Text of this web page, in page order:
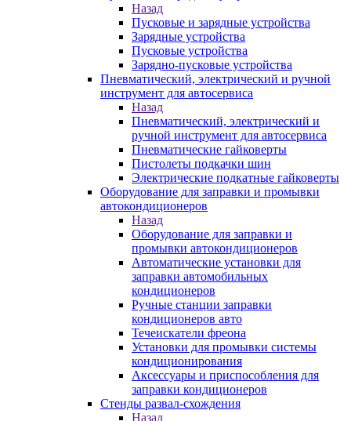
Назад
Пусковые и зарядные устройства
Зарядные устройства
Пусковые устройства
Зарядно-пусковые устройства
Пневматический, электрический и ручной
инструмент для автосервиса
Назад
Пневматический, электрический и
ручной инструмент для автосервиса
Пневматические гайковерты
Пистолеты подкачки шин
Электрические подкатные гайковерты
Оборудование для заправки и промывки
автокондиционеров
Назад
Оборудование для заправки и
промывки автокондиционеров
Автоматические установки для
заправки автомобильных
кондиционеров
Ручные станции заправки
кондиционеров авто
Течеискатели фреона
Установки для промывки системы
кондиционирования
Аксессуары и приспособления для
заправки кондиционеров
Стенды развал-схождения
Назад